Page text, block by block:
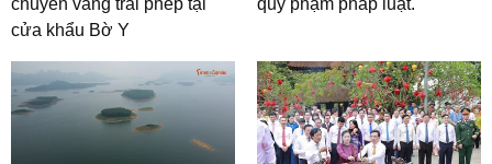
cửa khẩu Bờ Y